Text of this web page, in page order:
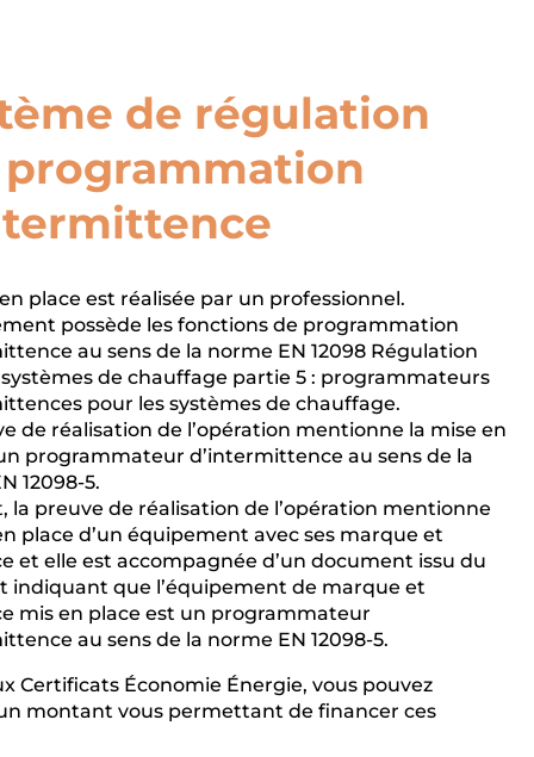
de régulation
place est réalisée par un professionnel.
possède les fonctions de programmation
au sens de la norme EN 12098 Régulation
de chauffage partie 5 : programmateurs
pour les systèmes de chauffage.
de réalisation de l’opération mentionne la mise en
programmateur d’intermittence au sens de la
12098-5.
la preuve de réalisation de l’opération mentionne
place d’un équipement avec ses marque et
et elle est accompagnée d’un document issu du
indiquant que l’équipement de marque et
mis en place est un programmateur
au sens de la norme EN 12098-5.
Certificats Économie Énergie, vous pouvez
montant vous permettant de financer ces